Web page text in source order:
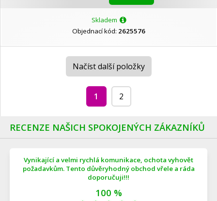
Skladem
Objednací kód: 2625576
Načíst další položky
1 2
RECENZE NAŠICH SPOKOJENÝCH ZÁKAZNÍKŮ
Vynikající a velmi rychlá komunikace, ochota vyhovět
požadavkům. Tento důvěryhodný obchod vřele a ráda
doporučuji!!!
100 %